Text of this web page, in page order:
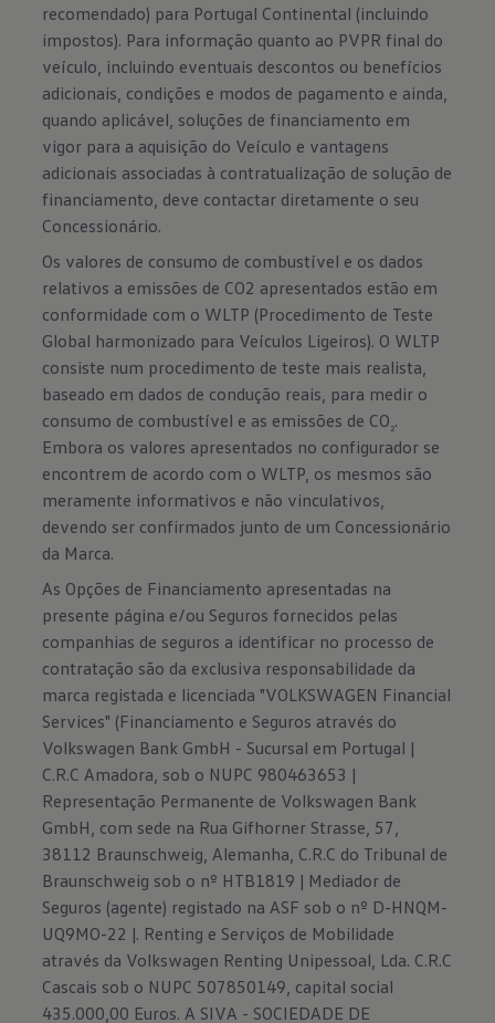
recomendado) para Portugal Continental (incluindo
impostos). Para informação quanto ao PVPR final do
veículo, incluindo eventuais descontos ou benefícios
adicionais, condições e modos de pagamento e ainda,
quando aplicável, soluções de financiamento em
vigor para a aquisição do Veículo e vantagens
adicionais associadas à contratualização de solução de
financiamento, deve contactar diretamente o seu
Concessionário.
Os valores de consumo de combustível e os dados
relativos a emissões de CO2 apresentados estão em
conformidade com o WLTP (Procedimento de Teste
Global harmonizado para Veículos Ligeiros). O WLTP
consiste num procedimento de teste mais realista,
baseado em dados de condução reais, para medir o
consumo de combustível e as emissões de CO 2.
Embora os valores apresentados no configurador se
encontrem de acordo com o WLTP, os mesmos são
meramente informativos e não vinculativos,
devendo ser confirmados junto de um Concessionário
da Marca.
As Opções de Financiamento apresentadas na
presente página e/ou Seguros fornecidos pelas
companhias de seguros a identificar no processo de
contratação são da exclusiva responsabilidade da
marca registada e licenciada "VOLKSWAGEN Financial
Services" (Financiamento e Seguros através do
Volkswagen Bank GmbH - Sucursal em Portugal |
C.R.C Amadora, sob o NUPC 980463653 |
Representação Permanente de Volkswagen Bank
GmbH, com sede na Rua Gifhorner Strasse, 57,
38112 Braunschweig, Alemanha, C.R.C do Tribunal de
Braunschweig sob o nº HTB1819 | Mediador de
Seguros (agente) registado na ASF sob o nº D-HNQM-
UQ9MO-22 |. Renting e Serviços de Mobilidade
através da Volkswagen Renting Unipessoal, Lda. C.R.C
Cascais sob o NUPC 507850149, capital social
435.000,00 Euros. A SIVA - SOCIEDADE DE